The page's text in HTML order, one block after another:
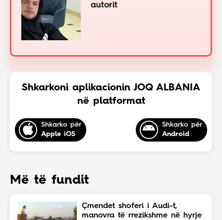
autorit
Shkarkoni aplikacionin JOQ ALBANIA
në platformat
Shkarko për
Apple iOS
Shkarko për
Android
Më të fundit
Çmendet shoferi i Audi-t,
manovra të rrezikshme në hyrje